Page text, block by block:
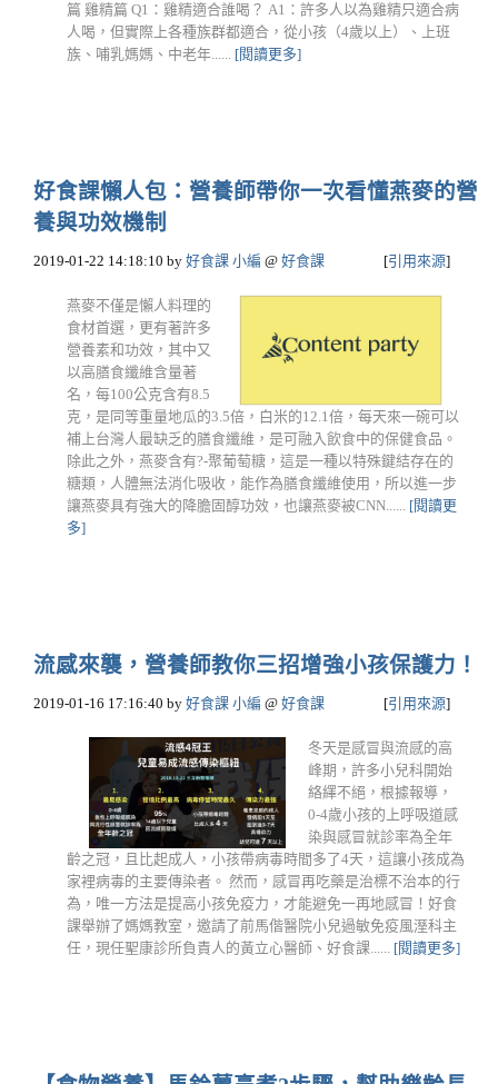
篇 雞精篇 Q1：雞精適合誰喝？ A1：許多人以為雞精只適合病
人喝，但實際上各種族群都適合，從小孩（4歲以上）、上班
族、哺乳媽媽、中老年...... [閱讀更多]
好食課懶人包：營養師帶你一次看懂燕麥的營
養與功效機制
2019-01-22 14:18:10 by 好食課 小編 @ 好食課 [引用來源]
燕麥不僅是懶人料理的
食材首選，更有著許多
營養素和功效，其中又
以高膳食纖維含量著
名，每100公克含有8.5
克，是同等重量地瓜的3.5倍，白米的12.1倍，每天來一碗可以
補上台灣人最缺乏的膳食纖維，是可融入飲食中的保健食品。
除此之外，燕麥含有?-聚葡萄糖，這是一種以特殊鍵結存在的
糖類，人體無法消化吸收，能作為膳食纖維使用，所以進一步
讓燕麥具有強大的降膽固醇功效，也讓燕麥被CNN...... [閱讀更
多]
流感來襲，營養師教你三招增強小孩保護力！
2019-01-16 17:16:40 by 好食課 小編 @ 好食課 [引用來源]
冬天是感冒與流感的高
峰期，許多小兒科開始
絡繹不絕，根據報導，
0-4歲小孩的上呼吸道感
染與感冒就診率為全年
齡之冠，且比起成人，小孩帶病毒時間多了4天，這讓小孩成為
家裡病毒的主要傳染者。 然而，感冒再吃藥是治標不治本的行
為，唯一方法是提高小孩免疫力，才能避免一再地感冒！好食
課舉辦了媽媽教室，邀請了前馬偕醫院小兒過敏免疫風溼科主
任，現任聖康診所負責人的黃立心醫師、好食課...... [閱讀更多]